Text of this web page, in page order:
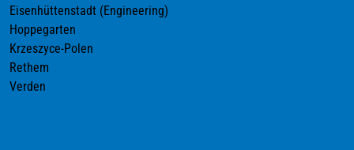
Eisenhüttenstadt (Engineering)
Hoppegarten
Krzeszyce-Polen
Rethem
Verden